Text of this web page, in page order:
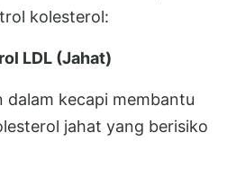
kolesterol:
LDL (Jahat)
dalam kecapi membantu
jahat yang berisiko